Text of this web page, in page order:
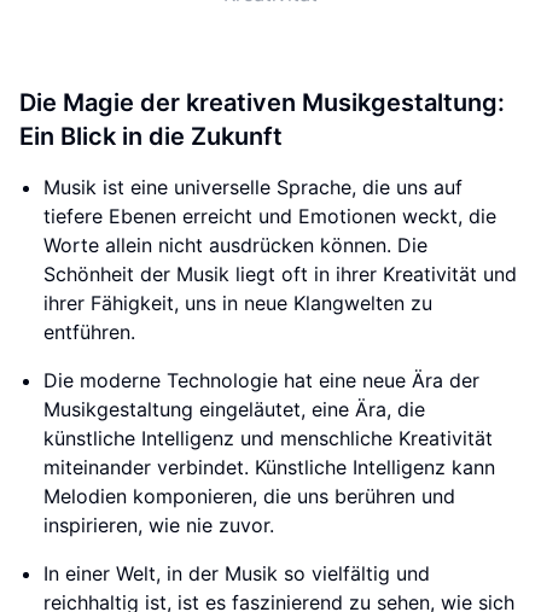
Die Magie der kreativen Musikgestaltung:
Ein Blick in die Zukunft
Musik ist eine universelle Sprache, die uns auf
tiefere Ebenen erreicht und Emotionen weckt, die
Worte allein nicht ausdrücken können. Die
Schönheit der Musik liegt oft in ihrer Kreativität und
ihrer Fähigkeit, uns in neue Klangwelten zu
entführen.
Die moderne Technologie hat eine neue Ära der
Musikgestaltung eingeläutet, eine Ära, die
künstliche Intelligenz und menschliche Kreativität
miteinander verbindet. Künstliche Intelligenz kann
Melodien komponieren, die uns berühren und
inspirieren, wie nie zuvor.
In einer Welt, in der Musik so vielfältig und
reichhaltig ist, ist es faszinierend zu sehen, wie sich